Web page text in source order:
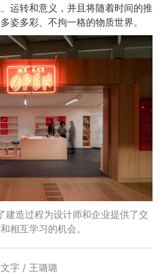
运转和意义，并且将随着时间的推
姿多彩、不拘一格的物质世界。
建造过程为设计师和企业提供了交
相互学习的机会。
文字 / 王璐璐